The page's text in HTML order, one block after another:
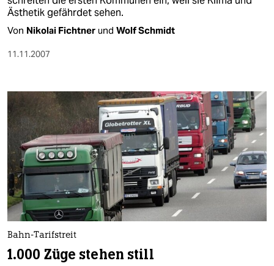
Ästhetik gefährdet sehen.
Von Nikolai Fichtner und Wolf Schmidt
11.11.2007
Bahn-Tarifstreit
1.000 Züge stehen still